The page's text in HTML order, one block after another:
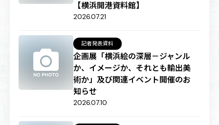
【横浜開港資料館】
2026.07.21
企画展「横浜絵の深層－ジャンル
か、イメージか、それとも輸出美
術か」及び関連イベント開催のお
知らせ
記者発表資料
2026.07.10